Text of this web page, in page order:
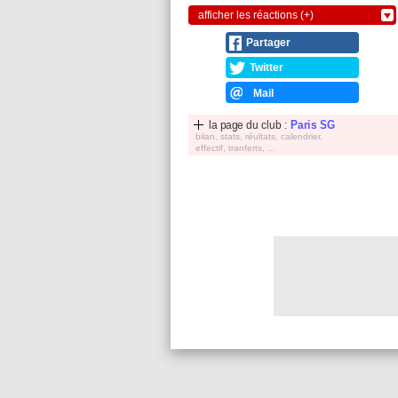
afficher les réactions (+)
Partager
Twitter
Mail
la page du club : Paris SG
bilan, stats, réultats, calendrier,
effectif, tranferts, ...